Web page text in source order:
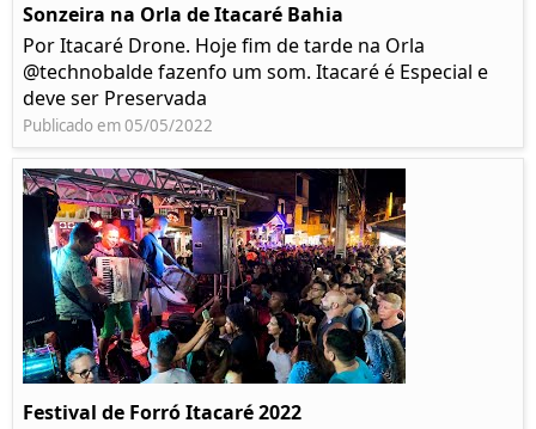
Sonzeira na Orla de Itacaré Bahia
Por Itacaré Drone. Hoje fim de tarde na Orla
@technobalde fazenfo um som. Itacaré é Especial e
deve ser Preservada
Publicado em 05/05/2022
Festival de Forró Itacaré 2022